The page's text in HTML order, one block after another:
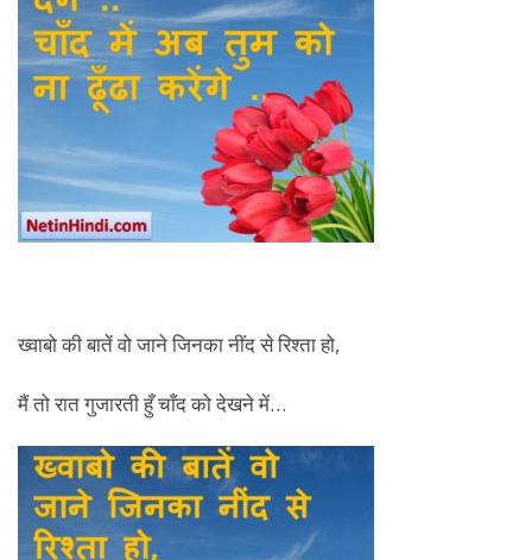
ख्वाबो की बातें वो जाने जिनका नींद से रिश्ता हो,
मैं तो रात गुजारती हुँ चाँद को देखने में…